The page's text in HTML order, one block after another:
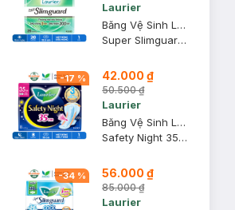
Laurier
Băng Vệ Sinh Laurier Siêu Mỏng Bảo Vệ 1mm 22.5cm 20M
Super Slimguard 22.5cm
-17 % 42.000 ₫
50.500 ₫
Laurier
Băng Vệ Sinh Laurier Safety Night Ban Đêm 35cm 8 Miếng
Safety Night 35cm
-34 % 56.000 ₫
85.000 ₫
Laurier